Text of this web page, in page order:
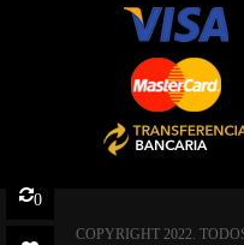
COPYRIGHT 2022.
0